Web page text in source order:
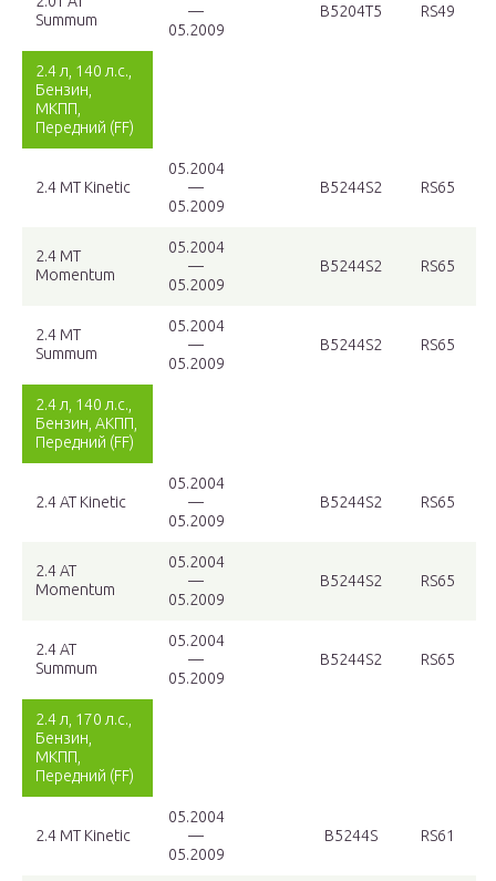
Summum
—
05.2009
B5204T5 RS49
2.4 л, 140 л.с.,
Бензин,
МКПП,
Передний (FF)
2.4 MT Kinetic
05.2004
—
05.2009
B5244S2 RS65
2.4 MT
Momentum
05.2004
—
05.2009
B5244S2 RS65
2.4 MT
Summum
05.2004
—
05.2009
B5244S2 RS65
2.4 л, 140 л.с.,
Бензин, АКПП,
Передний (FF)
2.4 AT Kinetic
05.2004
—
05.2009
B5244S2 RS65
2.4 AT
Momentum
05.2004
—
05.2009
B5244S2 RS65
2.4 AT
Summum
05.2004
—
05.2009
B5244S2 RS65
2.4 л, 170 л.с.,
Бензин,
МКПП,
Передний (FF)
2.4 MT Kinetic
05.2004
—
05.2009
B5244S RS61